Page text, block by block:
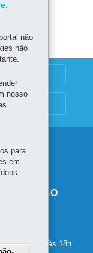
feira, das 8h às 18h
não
não
nosso
para
em